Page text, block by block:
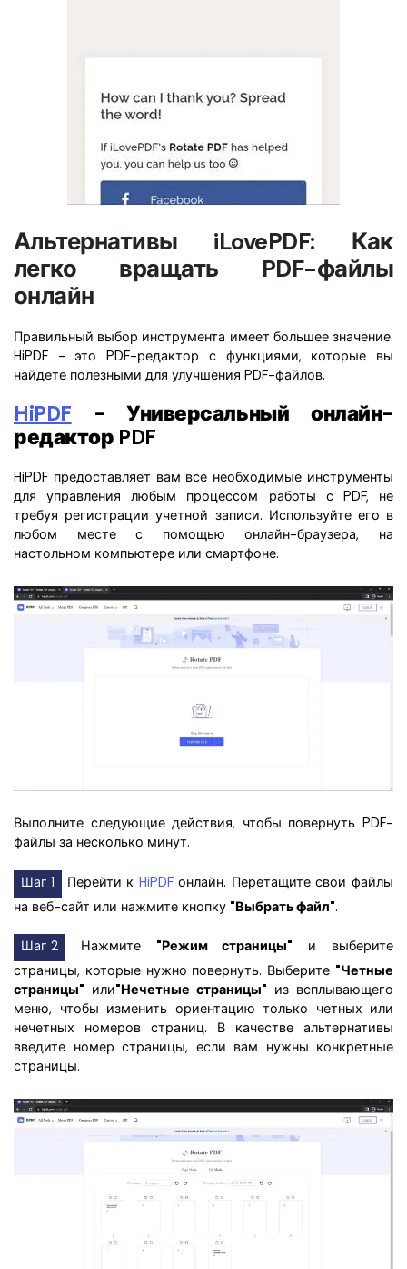
Альтернативы iLovePDF: Как
легко вращать PDF-файлы
онлайн
Правильный выбор инструмента имеет большее значение.
HiPDF - это PDF-редактор с функциями, которые вы
найдете полезными для улучшения PDF-файлов.
HiPDF - Универсальный онлайн-
редактор PDF
HiPDF предоставляет вам все необходимые инструменты
для управления любым процессом работы с PDF, не
требуя регистрации учетной записи. Используйте его в
любом месте с помощью онлайн-браузера, на
настольном компьютере или смартфоне.
Выполните следующие действия, чтобы повернуть PDF-
файлы за несколько минут.
Шаг 1 Перейти к HiPDFонлайн. Перетащите свои файлы
на веб-сайт или нажмите кнопку "Выбрать файл".
Шаг 2 Нажмите "Режим страницы" и выберите
страницы, которые нужно повернуть. Выберите "Четные
страницы" или"Нечетные страницы" из всплывающего
меню, чтобы изменить ориентацию только четных или
нечетных номеров страниц. В качестве альтернативы
введите номер страницы, если вам нужны конкретные
страницы.